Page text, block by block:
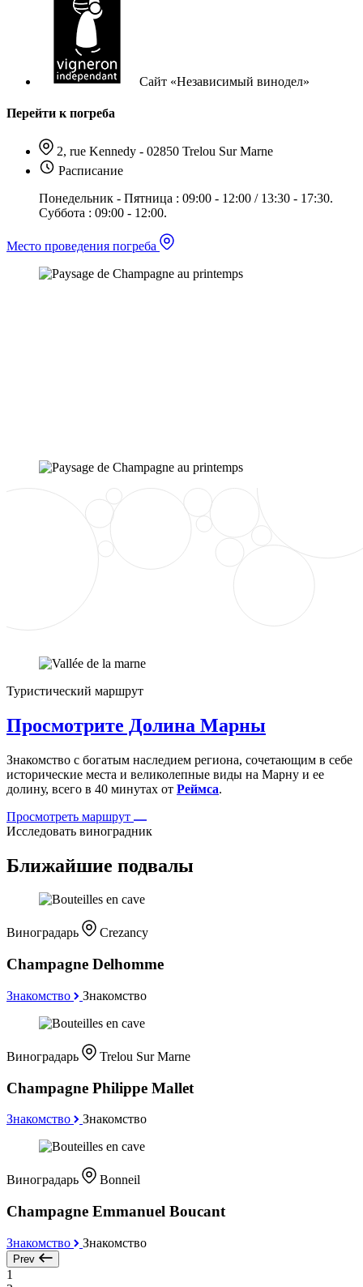
Сайт «Независимый винодел»
Перейти к погреба
2, rue Kennedy - 02850 Trelou Sur Marne
Расписание
Понедельник - Пятница : 09:00 - 12:00 / 13:30 - 17:30.
Суббота : 09:00 - 12:00.
Место проведения погреба
Туристический маршрут
Просмотрите Долина Марны
Знакомство с богатым наследием региона, сочетающим в себе
исторические места и великолепные виды на Марну и ее
долину, всего в 40 минутах от Реймса.
Просмотреть маршрут
Исследовать виноградник
Ближайшие подвалы
Виноградарь Crezancy
Champagne Delhomme
Знакомство Знакомство
Виноградарь Trelou Sur Marne
Champagne Philippe Mallet
Знакомство Знакомство
Виноградарь Bonneil
Champagne Emmanuel Boucant
Знакомство Знакомство
Prev
1